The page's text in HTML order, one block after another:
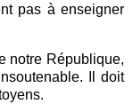
pas à enseigner
notre République,
Il doit